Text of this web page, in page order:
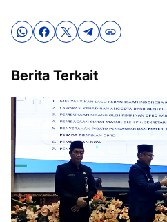
Berita Terkait